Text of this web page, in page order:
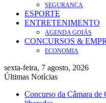
SEGURANÇA
ESPORTE
ENTRETENIMENTO
AGENDA GOIÁS
CONCURSOS &
ECONOMIA
sexta-feira, 7 agosto, 2026
Últimas Notícias
Concurso da Câmara de